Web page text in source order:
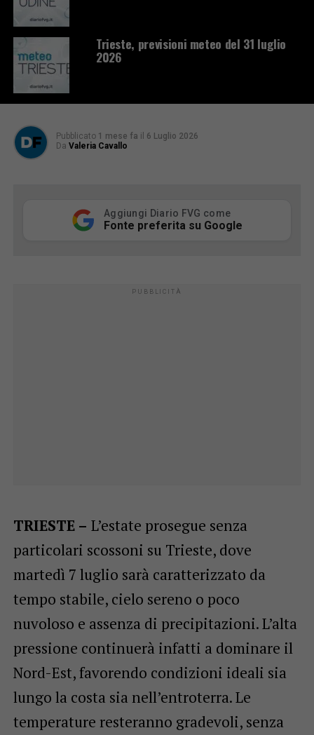
Trieste, previsioni meteo del 31 luglio
2026
Pubblicato 1 mese fa il 6 Luglio 2026
Da Valeria Cavallo
Aggiungi Diario FVG come
Fonte preferita su Google
TRIESTE – L’estate prosegue senza
particolari scossoni su Trieste, dove
martedì 7 luglio sarà caratterizzato da
tempo stabile, cielo sereno o poco
nuvoloso e assenza di precipitazioni. L’alta
pressione continuerà infatti a dominare il
Nord-Est, favorendo condizioni ideali sia
lungo la costa sia nell’entroterra. Le
temperature resteranno gradevoli, senza